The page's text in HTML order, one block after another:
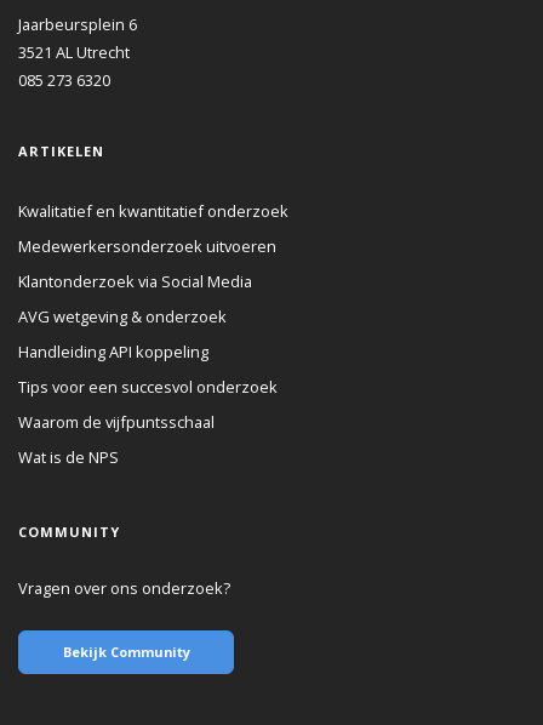
Jaarbeursplein 6
3521 ALUtrecht
085 273 6320
ARTIKELEN
Kwalitatief en kwantitatief onderzoek
Medewerkersonderzoek uitvoeren
Klantonderzoek via Social Media
AVG wetgeving & onderzoek
Handleiding API koppeling
Tips voor een succesvol onderzoek
Waarom de vijfpuntsschaal
Wat is de NPS
COMMUNITY
Vragen over ons onderzoek?
Bekijk Community